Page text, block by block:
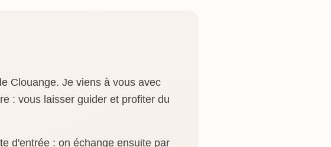
Clouange. Je viens à vous avec
: vous laisser guider et profiter du
d'entrée : on échange ensuite par